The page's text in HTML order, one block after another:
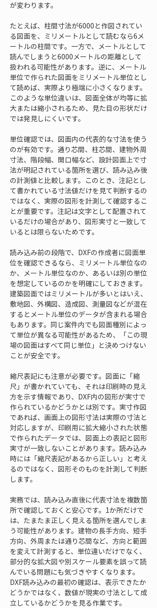
が変わります。
たとえば、柱間寸法が6000と作図されてい
る図面を、ミリメートルとして読むなら6メ
ートルの柱間です。一方で、メートルとして
読んでしまうと6000メートルの距離として
扱われる可能性があります。逆に、メートル
単位で作られた図面をミリメートル単位とし
て読めば、実際より極端に小さくなります。
このような単位違いは、図面全体が均等に拡
大または縮小されるため、見た目の形状だけ
では発見しにくいです。
単位確認では、図面内の代表的な寸法を使う
のが有効です。通り芯間、柱芯間、建物外周
寸法、階段幅、開口幅など、設計図面上で寸
法が明記されている箇所を選び、読み込み後
の計測値と比較します。このとき、注記とし
て書かれている寸法値だけを見て判断するの
ではなく、実際の図形を計測して確認するこ
とが重要です。注記は文字として配置されて
いるだけの場合があり、図形実寸と一致して
いるとは限らないためです。
読み込み前の段階で、DXFの作成者に図面単
位を確認できるなら、ミリメートル単位なの
か、メートル単位なのか、あるいは別の単位
を想定しているのかを明確にしておきます。
建築図面ではミリメートルが多いとはいえ、
敷地図、外構図、造成図、測量図などが混在
するとメートル単位のデータが含まれる場合
もあります。同じ案件内でも図面種別によっ
て単位が異なる可能性があるため、「この現
場の図面はすべて同じ単位」と決めつけない
ことが安全です。
縮尺表記にも注意が必要です。図面に「縮
尺」が書かれていても、それは印刷時の見え
方を示す情報であり、DXF内の図形が実寸で
作られているかどうかとは別です。実寸作図
であれば、画面上の図形寸法は実際の寸法と
対応しますが、印刷用に拡大縮小された状態
で作られたデータでは、図面上の表記と図形
実寸が一致しないことがあります。読み込み
時には「縮尺表記があるから正しい」と考え
るのではなく、図形そのものを計測して判断
します。
実務では、読み込み直後に代表寸法を複数箇
所で確認しておくと安心です。1か所だけで
は、たまたま正しく見える箇所を選んでしま
う可能性があります。建物の長手方向、短手
方向、外周または通り芯間など、方向と範囲
を変えて計測すると、単位違いだけでなく、
部分的な拡大図や別スケール要素を誤って読
んでいる問題にも気づきやすくなります。
DXF読み込みの最初の確認は、表示できたか
どうかではなく、数値が現実の寸法として成
立しているかどうかを見る作業です。